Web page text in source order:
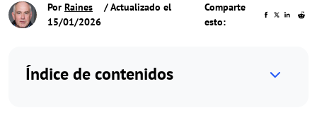
Por Raines
/ Actualizado el
15/01/2026
Comparte
esto:
Índice de contenidos